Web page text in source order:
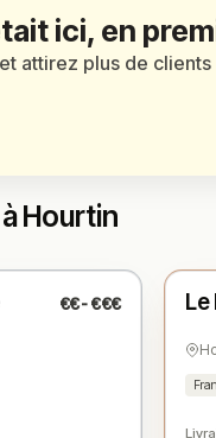
ici, en
attirez plus de
Hourtin
€€-€€€ ★